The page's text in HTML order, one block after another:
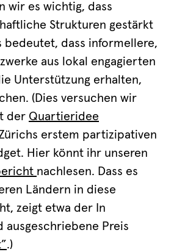
wir es wichtig, dass
Strukturen gestärkt
bedeutet, dass informellere,
aus lokal engagierten
Unterstützung erhalten,
(Dies versuchen wir
der Quartieridee
erstem partizipativen
Hier könnt ihr unseren
nachlesen. Dass es
Ländern in diese
zeigt etwa der In
ausgeschriebene Preis
.)